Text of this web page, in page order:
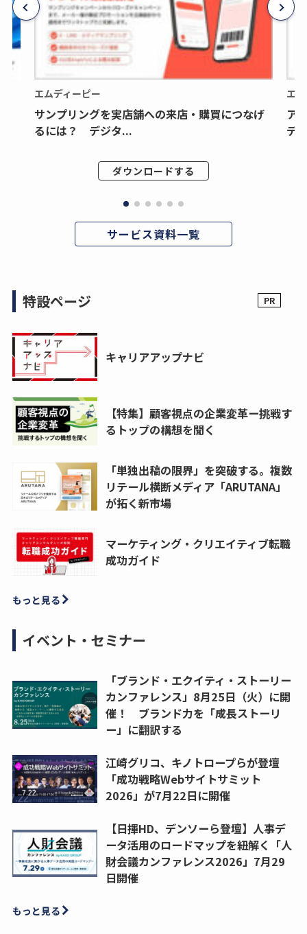
エムディーピー
サンプリングを実店舗への来店・購買につなげ
るには？ デジタ...
ダウンロードする
エ
ア
デ
サービス資料一覧
特設ページ
キャリアアップナビ
【特集】顧客視点の企業変革ー挑戦す
るトップの構想を聞く
「単独出稿の限界」を突破する。複数
リテール横断メディア「ARUTANA」
が拓く新市場
マーケティング・クリエイティブ転職
成功ガイド
もっと見る
イベント・セミナー
「ブランド・エクイティ・ストーリー
カンファレンス」8月25日（火）に開
催！ ブランド力を「成長ストーリ
ー」に翻訳する
江崎グリコ、キノトロープらが登壇
「成功戦略Webサイトサミット
2026」が7月22日に開催
【日揮HD、デンソーら登壇】人事デ
ータ活用のロードマップを紐解く「人
財会議カンファレンス2026」7月29
日開催
もっと見る